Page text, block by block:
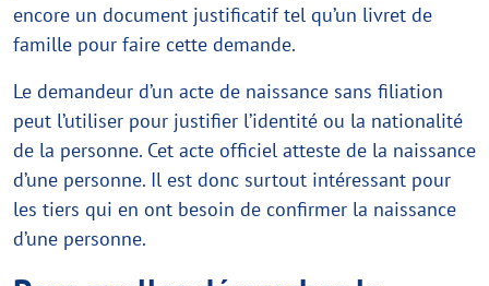
encore un document justificatif tel qu’un livret de
famille pour faire cette demande.
Le demandeur d’un acte de naissance sans filiation
peut l’utiliser pour justifier l’identité ou la nationalité
de la personne. Cet acte officiel atteste de la naissance
d’une personne. Il est donc surtout intéressant pour
les tiers qui en ont besoin de confirmer la naissance
d’une personne.